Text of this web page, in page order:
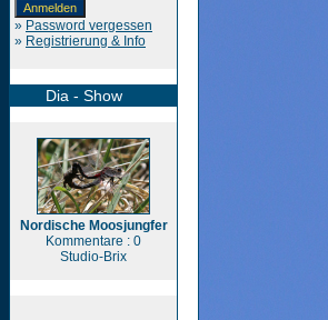
» Password vergessen
» Registrierung & Info
Dia - Show
Nordische Moosjungfer
Kommentare : 0
Studio-Brix